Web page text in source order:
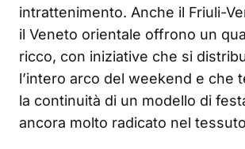
intrattenimento. Anche il Friuli-
il Veneto orientale offrono un
ricco, con iniziative che si
l’intero arco del weekend e che
la continuità di un modello di
ancora molto radicato nel